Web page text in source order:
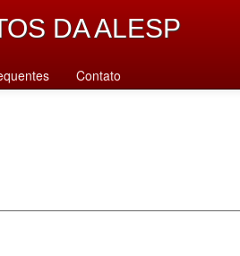
DA ALESP
Contato